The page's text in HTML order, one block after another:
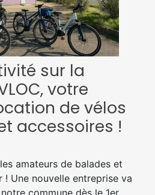
sur la
votre
de vélos
accessoires !
amateurs de balades et
! Une nouvelle entreprise va